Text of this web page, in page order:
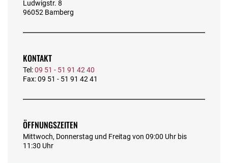
Ludwigstr. 8
96052 Bamberg
KONTAKT
Tel:09 51 - 51 91 42 40
Fax: 09 51 - 51 91 42 41
ÖFFNUNGSZEITEN
Mittwoch, Donnerstag und Freitag von 09:00 Uhr bis
11:30 Uhr